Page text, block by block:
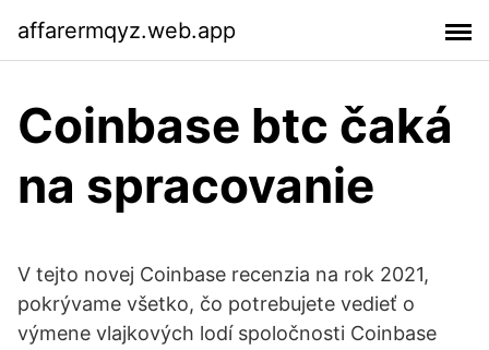
affarermqyz.web.app
Coinbase btc čaká
na spracovanie
V tejto novej Coinbase recenzia na rok 2021,
pokrývame všetko, čo potrebujete vedieť o
výmene vlajkových lodí spoločnosti Coinbase